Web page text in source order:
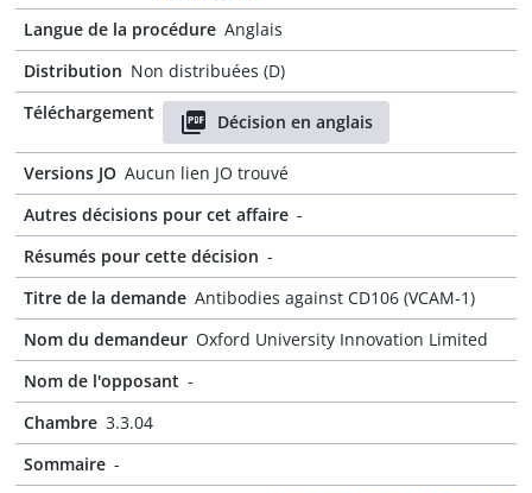
Langue de la procédure Anglais
Distribution Non distribuées (D)
Téléchargement
Décision en anglais
Versions JO Aucun lien JO trouvé
Autres décisions pour cet affaire -
Résumés pour cette décision -
Titre de la demande Antibodies against CD106 (VCAM-1)
Nom du demandeur Oxford University Innovation Limited
Nom de l'opposant -
Chambre 3.3.04
Sommaire -